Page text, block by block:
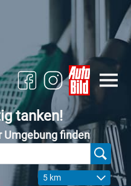
tanken!
Umgebung finden
5 km